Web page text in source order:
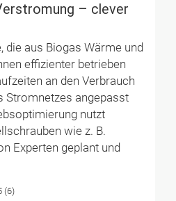
– clever
die aus Biogas Wärme und
effizienter betrieben
an den Verbrauch
Stromnetzes angepasst
nutzt
wie z. B.
Experten geplant und
(6)